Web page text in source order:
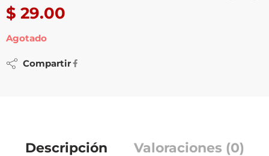
$ 29.00
Agotado
Compartir
Descripción Valoraciones (0)